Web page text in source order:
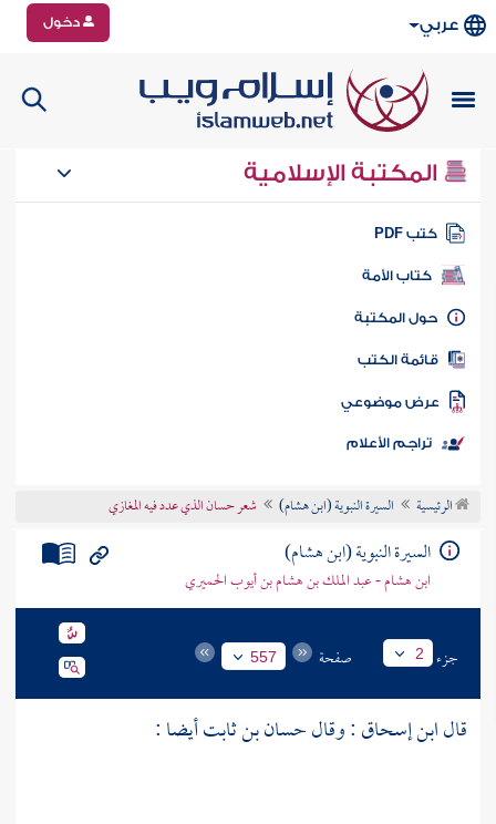
عربي دخول
المكتبة الإسلامية
كتب PDF
كتاب الأمة
المكتبة
الكتب
موضوعي
تراجم الأعلام
الرئيسية السيرة النبوية (ابن هشام) شعر حسان الذي عدد فيه المغازي
السيرة النبوية (ابن هشام)
ابن هشام - عبد الملك بن هشام بن أيوب الحميري
جزء 2 صفحة 557
قالابن إسحاق: وقالحسان بن ثابتأيضا :